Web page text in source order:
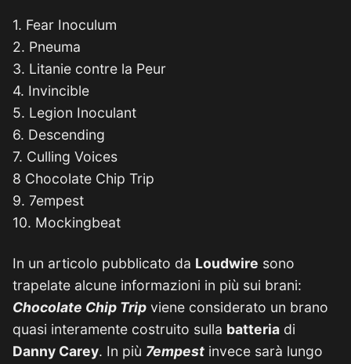
1. Fear Inoculum
2. Pneuma
3. Litanie contre la Peur
4. Invincible
5. Legion Inoculant
6. Descending
7. Culling Voices
8 Chocolate Chip Trip
9. 7empest
10. Mockingbeat
In un articolo pubblicato da Loudwire sono
trapelate alcune informazioni in più sui brani:
Chocolate Chip Trip viene considerato un brano
quasi interamente costruito sulla batteria di
Danny Carey. In più 7empest invece sarà lungo